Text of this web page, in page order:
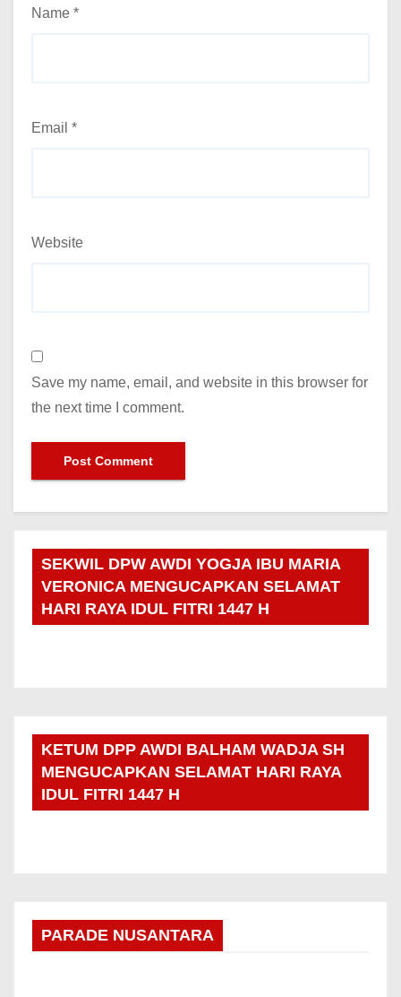
Name *
Email *
Website
Save my name, email, and website in this browser for
the next time I comment.
SEKWIL DPW AWDI YOGJA IBU MARIA
VERONICA MENGUCAPKAN SELAMAT
HARI RAYA IDUL FITRI 1447 H
KETUM DPP AWDI BALHAM WADJA SH
MENGUCAPKAN SELAMAT HARI RAYA
IDUL FITRI 1447 H
PARADE NUSANTARA